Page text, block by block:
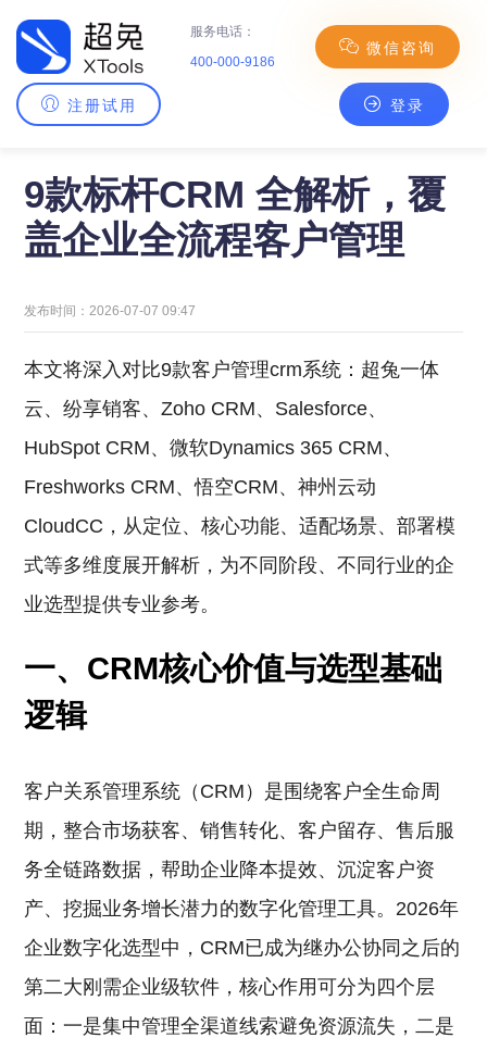
服务电话：
400-000-9186
微信咨询
注册试用 登录
主页>CRM百科> 9款标杆CRM 全解析，覆盖企业全流程客户管理
9款标杆CRM 全解析，覆
盖企业全流程客户管理
发布时间：2026-07-07 09:47
本文将深入对比9款客户管理crm系统：超兔一体
云、纷享销客、Zoho CRM、Salesforce、
HubSpot CRM、微软Dynamics 365 CRM、
Freshworks CRM、悟空CRM、神州云动
CloudCC，从定位、核心功能、适配场景、部署模
式等多维度展开解析，为不同阶段、不同行业的企
业选型提供专业参考。
一、CRM核心价值与选型基础
逻辑
客户关系管理系统（CRM）是围绕客户全生命周
期，整合市场获客、销售转化、客户留存、售后服
务全链路数据，帮助企业降本提效、沉淀客户资
产、挖掘业务增长潜力的数字化管理工具。2026年
企业数字化选型中，CRM已成为继办公协同之后的
第二大刚需企业级软件，核心作用可分为四个层
面：一是集中管理全渠道线索避免资源流失，二是